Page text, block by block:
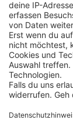
Group,
Netzwerke
-
geistigen